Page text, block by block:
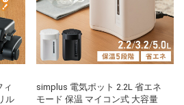
ィ
ル
simplus 電気ポット 2.2L 省エネ
モード 保温 マイコン式 大容量